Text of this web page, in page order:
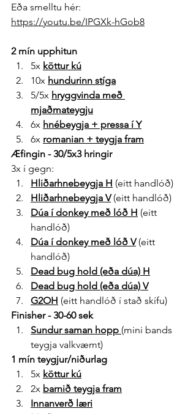
Eða smelltu hér:
https://youtu.be/IPGXk-hGob8
2 mín upphitun
5x köttur kú
10x hundurinn stíga
5/5x hryggvinda með
mjaðmateygju
6x hnébeygja + pressa í Y
6x romanian + teygja fram
Æfingin - 30/5x3 hringir
3x í gegn:
Hliðarhnebeygja H (eitt handlóð)
Hliðarhnebeygja V (eitt handlóð)
Dúa í donkey með lóð H (eitt
handlóð)
Dúa í donkey með lóð V (eitt
handlóð)
Dead bug hold (eða dúa) H
Dead bug hold (eða dúa) V
G2OH (eitt handlóð í stað skífu)
Finisher - 30-60 sek
Sundur saman hopp (mini bands
teygja valkvæmt)
1 mín teygjur/niðurlag
5x köttur kú
2x barnið teygja fram
Innanverð læri